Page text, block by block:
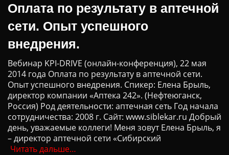
Оплата по результату в аптечной
сети. Опыт успешного
внедрения.
Вебинар KPI-DRIVE (онлайн-конференция), 22 мая
2014 года Оплата по результату в аптечной сети.
Опыт успешного внедрения. Спикер: Елена Брыль,
директор компании «Аптека 242». (Нефтеюганск,
Россия) Род деятельности: аптечная сеть Год начала
сотрудничества: 2008 г. Сайт: www.siblekar.ru Добрый
день, уважаемые коллеги! Меня зовут Елена Брыль, я
– директор аптечной сети «Сибирский
Читать дальше…